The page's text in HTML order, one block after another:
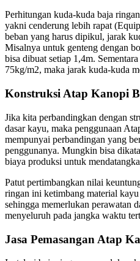
Perhitungan kuda-kuda baja
yakni cenderung lebih rapat
beban yang harus dipikul, jarak
Misalnya untuk genteng dengan
bisa dibuat setiap 1,4m.
75kg/m2, maka jarak kuda-kuda
Konstruksi Atap Kanopi
Jika kita perbandingkan dengan
dasar kayu, maka penggunaan
mempunyai perbandingan yang
penggunanya. Mungkin bisa
biaya produksi untuk
Patut pertimbangkan nilai
ringan ini ketimbang material
sehingga memerlukan perawatan
menyeluruh pada jangka waktu
Jasa Pemasangan Atap